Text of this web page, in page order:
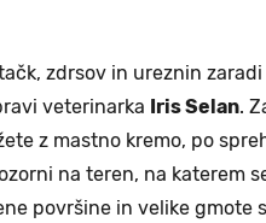
zdrsov in ureznin
veterinarka Iris Selan.
z mastno kremo, po
na teren, na katerem
površine in velike gmote